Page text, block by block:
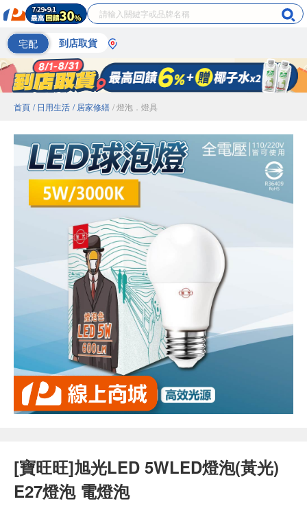
宅配 到店取貨
首頁 / 日用生活 / 居家修繕 / 燈泡．燈具
[寶旺旺]旭光LED 5WLED燈泡(黃光)
E27燈泡 電燈泡